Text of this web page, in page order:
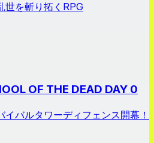
世を斬り拓くRPG
OF THE DEAD DAY 0
バルタワーディフェンス開幕！